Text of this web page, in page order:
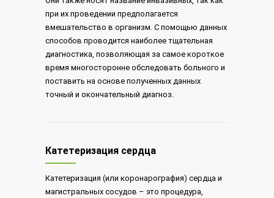
при их проведении предполагается
вмешательство в организм. С помощью данных
способов проводится наиболее тщательная
диагностика, позволяющая за самое короткое
время многосторонне обследовать больного и
поставить на основе полученных данных
точный и окончательный диагноз.
Катетеризация сердца
Катетеризация (или коронарография) сердца и
магистральных сосудов – это процедура,